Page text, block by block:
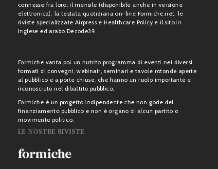
connesse fra loro: il mensile (disponibile anche in versione
elettronica), la testata quotidiana on-line Formiche.net, le
riviste specializzate Airpress e Healthcare Policy e il sito in
inglese ed arabo Decode39.
Formiche vanta poi un nutrito programma di eventi nei diversi
formati di convegni, webinair, seminari e tavole rotonde aperte
al pubblico e a porte chiuse, che hanno un ruolo importante e
riconosciuto nel dibattito pubblico.
Formiche è un progetto indipendente che non gode del
finanziamento pubblico e non è organo di alcun partito o
movimento politico.
LE NOSTRE RIVISTE